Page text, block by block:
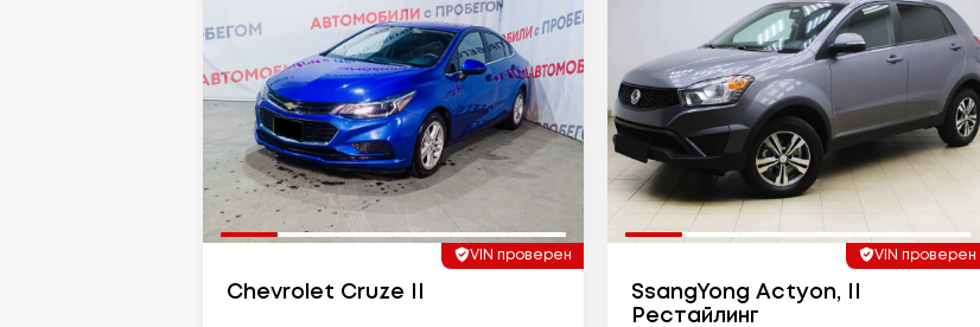
VIN проверен
Chevrolet Cruze II
VIN проверен
SsangYong Actyon, II
Рестайлинг